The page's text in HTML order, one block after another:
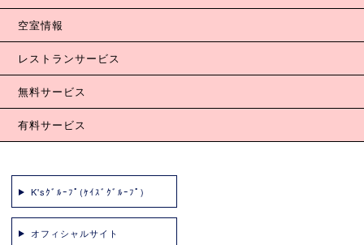
空室情報
レストランサービス
無料サービス
有料サービス
K'sｸﾞﾙｰﾌﾟ(ｹｲｽﾞｸﾞﾙｰﾌﾟ)
オフィシャルサイト